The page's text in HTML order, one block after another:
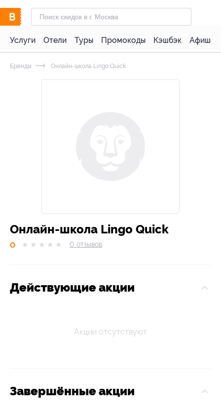
Услуги Отели Туры Промокоды Кэшбэк Афиша
Бренды Онлайн-школа Lingo Quick
Онлайн-школа Lingo Quick
0 ★ ★ ★ ★ ★ 0 отзывов
Действующие акции
Акции отсутствуют
Завершённые акции